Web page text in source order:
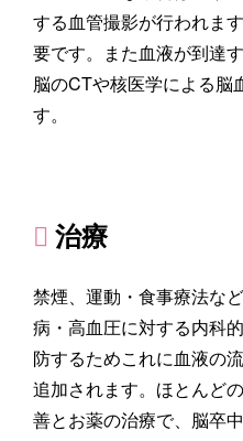
する血管撮影が行われま
要です。また血液が到達
脳のCTや核医学による脳
す。
治療
禁煙、運動・食事療法な
病・高血圧に対する内科
防するためこれに血液の
追加されます。ほとんど
善とお薬の治療で、脳卒